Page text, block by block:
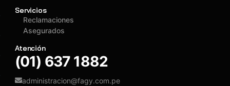
Servicios
Reclamaciones
Asegurados
Atención
(01) 637 1882
administracion@fagy.com.pe